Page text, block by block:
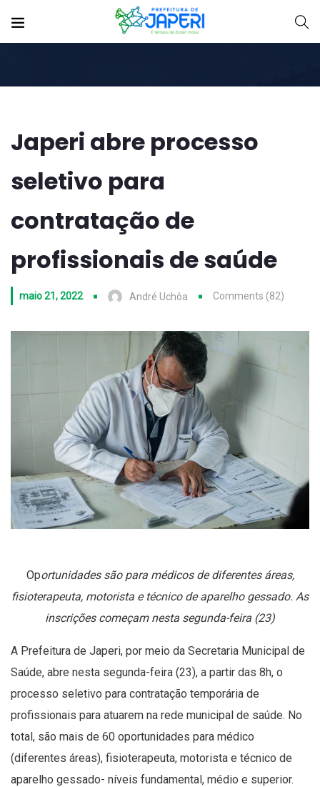
Japeri abre processo
seletivo para
contratação de
profissionais de saúde
maio 21, 2022 André Uchôa Comments (82)
Oportunidades são para médicos de diferentes áreas,
fisioterapeuta, motorista e técnico de aparelho gessado. As
inscrições começam nesta segunda-feira (23)
A Prefeitura de Japeri, por meio da Secretaria Municipal de
Saúde, abre nesta segunda-feira (23), a partir das 8h, o
processo seletivo para contratação temporária de
profissionais para atuarem na rede municipal de saúde. No
total, são mais de 60 oportunidades para médico
(diferentes áreas), fisioterapeuta, motorista e técnico de
aparelho gessado- níveis fundamental, médio e superior.